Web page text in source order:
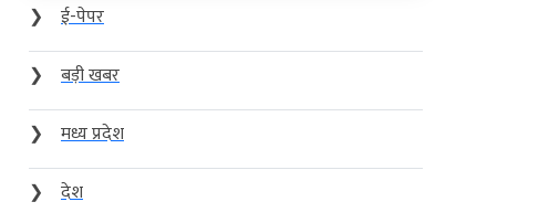
❯
ई-पेपर
❯
बड़ी खबर
❯
मध्य प्रदेश
❯
देश